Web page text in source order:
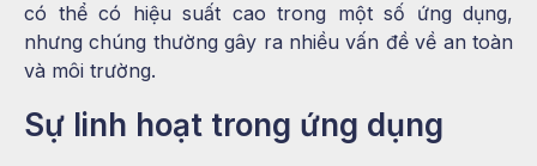
có thể có hiệu suất cao trong một số ứng dụng,
nhưng chúng thường gây ra nhiều vấn đề về an toàn
và môi trường.
Sự linh hoạt trong ứng dụng